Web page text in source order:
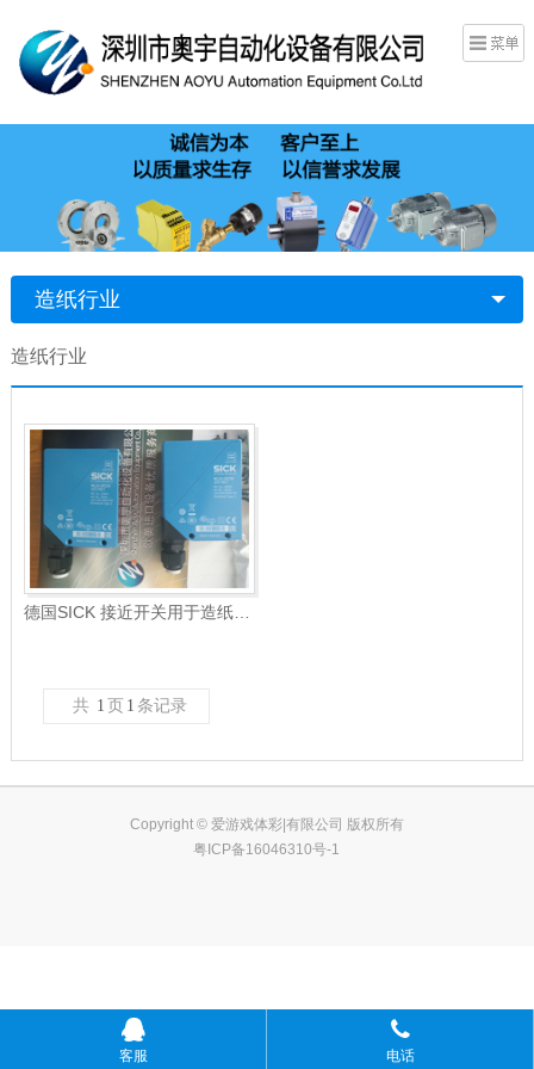
造纸行业
造纸行业
德国SICK 接近开关用于造纸行业生产
共 1 页 1 条记录
Copyright © 爱游戏体彩|有限公司 版权所有
粤ICP备16046310号-1
客服 电话